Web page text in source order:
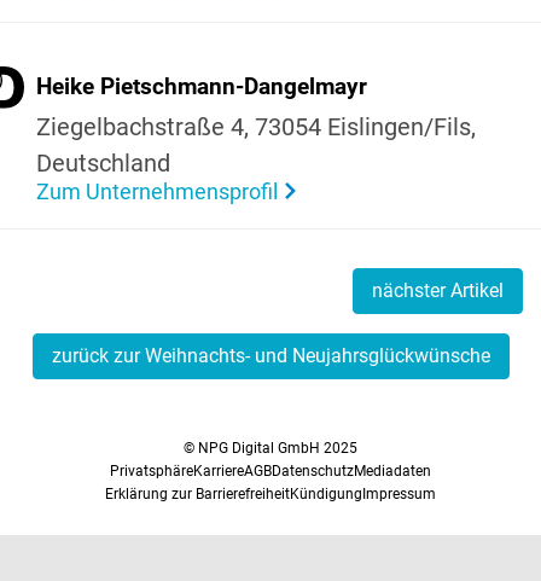
Heike Piet­sch­mann-Dangel­mayr
Ziegel­bach­straße 4, 73054 Eislingen/Fils,
Deutsch­land
Zum Unternehmensprofil
nächster Artikel
zurück zur Weihnachts- und Neujahrsglückwünsche
© NPG Digital GmbH 2025
PrivatsphäreKarriereAGBDatenschutzMediadaten
Erklärung zur BarrierefreiheitKündigungImpressum